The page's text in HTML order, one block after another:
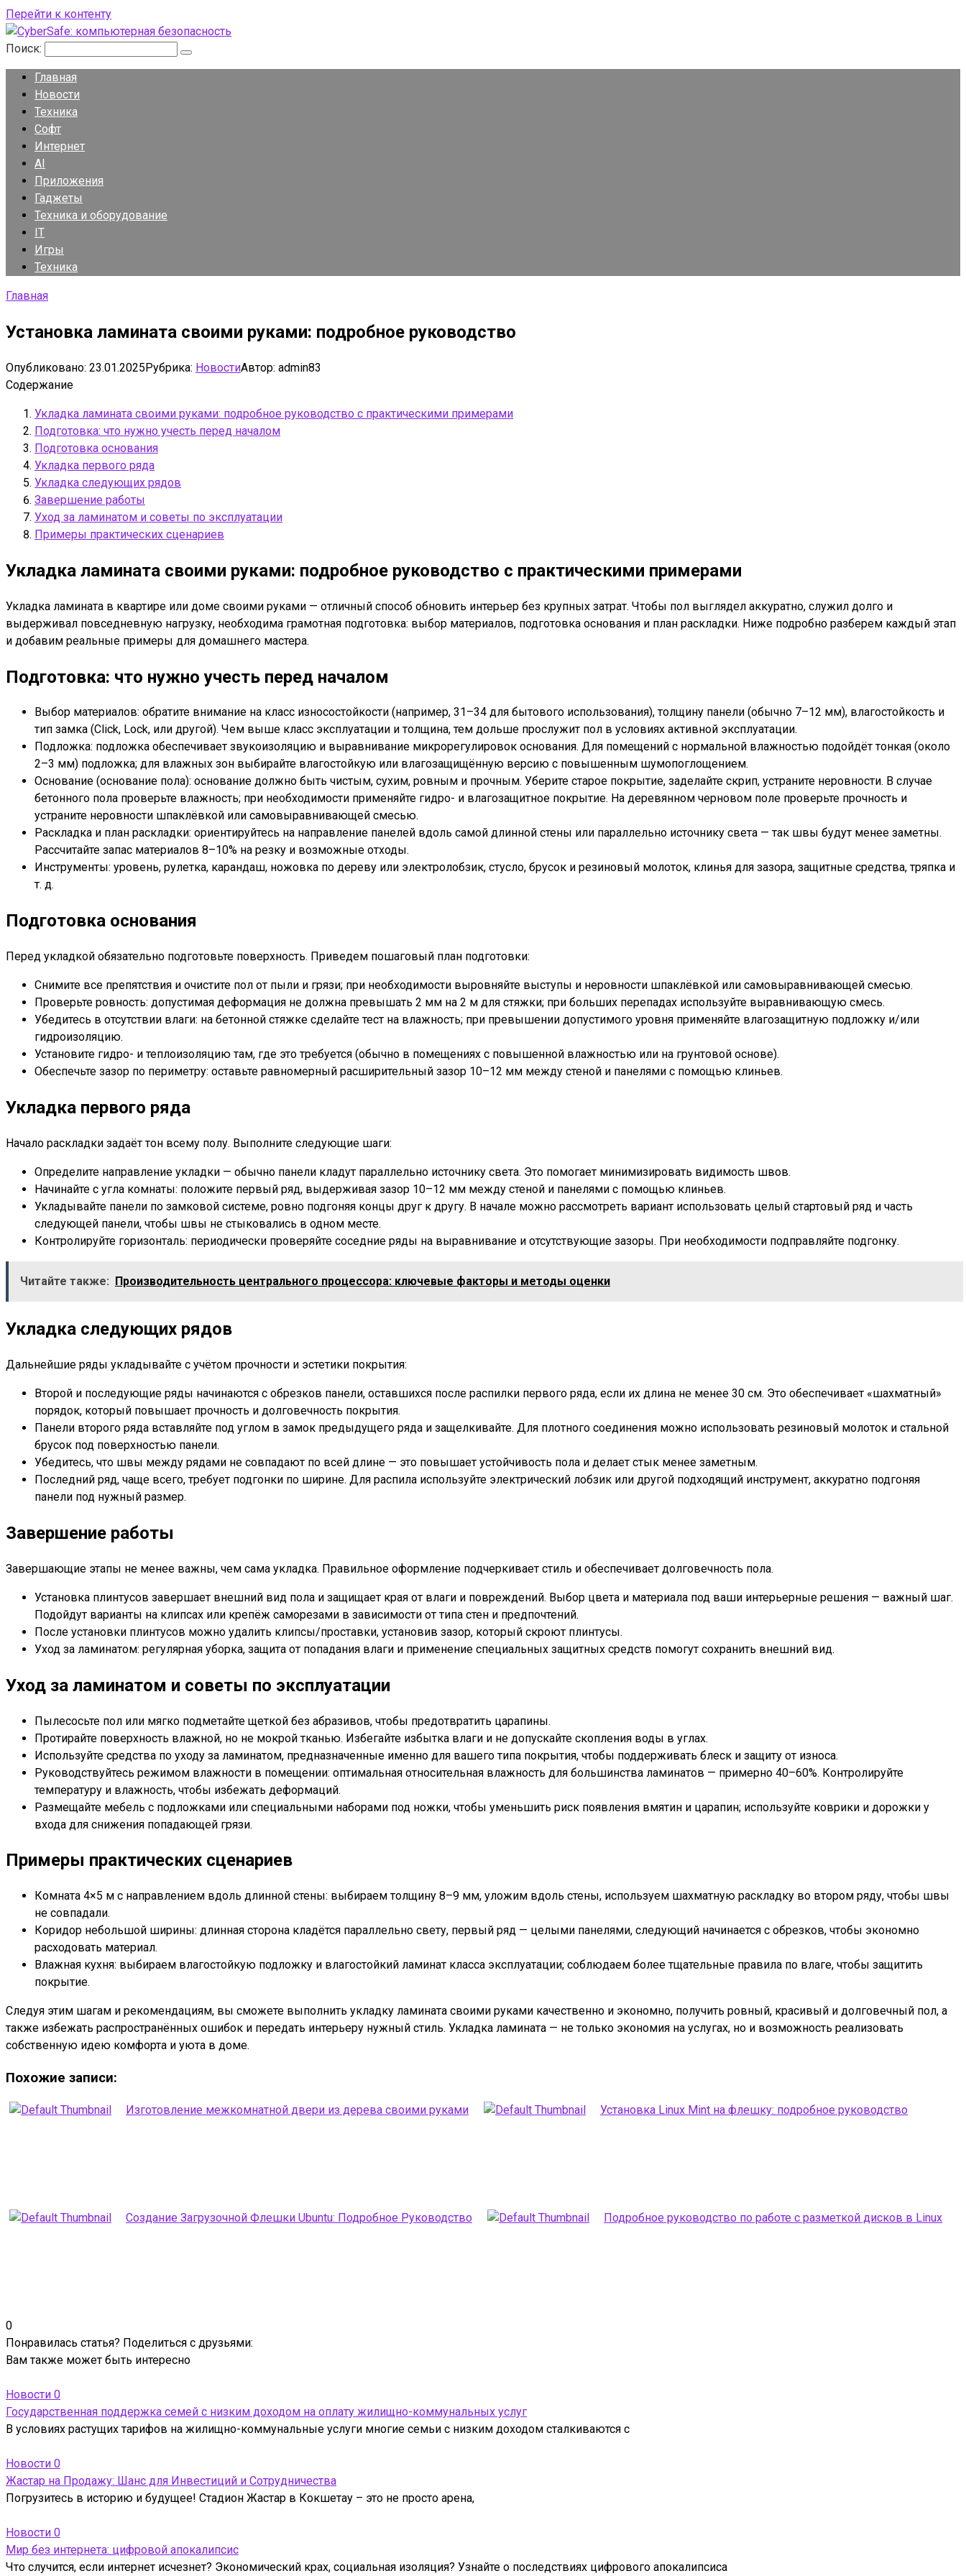
Перейти к контенту
Поиск:
Главная
Новости
Техника
Софт
Интернет
AI
Приложения
Гаджеты
Техника и оборудование
IT
Игры
Техника
Главная
Установка ламината своими руками: подробное руководство
Опубликовано: 23.01.2025Рубрика: НовостиАвтор: admin83
Содержание
Укладка ламината своими руками: подробное руководство с практическими примерами
Подготовка: что нужно учесть перед началом
Подготовка основания
Укладка первого ряда
Укладка следующих рядов
Завершение работы
Уход за ламинатом и советы по эксплуатации
Примеры практических сценариев
Укладка ламината своими руками: подробное руководство с практическими примерами
Укладка ламината в квартире или доме своими руками — отличный способ обновить интерьер без крупных затрат. Чтобы пол выглядел аккуратно, служил долго и
выдерживал повседневную нагрузку, необходима грамотная подготовка: выбор материалов, подготовка основания и план раскладки. Ниже подробно разберем каждый этап
и добавим реальные примеры для домашнего мастера.
Подготовка: что нужно учесть перед началом
Выбор материалов: обратите внимание на класс износостойкости (например, 31–34 для бытового использования), толщину панели (обычно 7–12 мм), влагостойкость и
тип замка (Click, Lock, или другой). Чем выше класс эксплуатации и толщина, тем дольше прослужит пол в условиях активной эксплуатации.
Подложка: подложка обеспечивает звукоизоляцию и выравнивание микрорегулировок основания. Для помещений с нормальной влажностью подойдёт тонкая (около
2–3 мм) подложка; для влажных зон выбирайте влагостойкую или влагозащищённую версию с повышенным шумопоглощением.
Основание (основание пола): основание должно быть чистым, сухим, ровным и прочным. Уберите старое покрытие, заделайте скрип, устраните неровности. В случае
бетонного пола проверьте влажность; при необходимости применяйте гидро- и влагозащитное покрытие. На деревянном черновом поле проверьте прочность и
устраните неровности шпаклёвкой или самовыравнивающей смесью.
Раскладка и план раскладки: ориентируйтесь на направление панелей вдоль самой длинной стены или параллельно источнику света — так швы будут менее заметны.
Рассчитайте запас материалов 8–10% на резку и возможные отходы.
Инструменты: уровень, рулетка, карандаш, ножовка по дереву или электролобзик, стусло, брусок и резиновый молоток, клинья для зазора, защитные средства, тряпка и
т. д.
Подготовка основания
Перед укладкой обязательно подготовьте поверхность. Приведем пошаговый план подготовки:
Снимите все препятствия и очистите пол от пыли и грязи; при необходимости выровняйте выступы и неровности шпаклёвкой или самовыравнивающей смесью.
Проверьте ровность: допустимая деформация не должна превышать 2 мм на 2 м для стяжки; при больших перепадах используйте выравнивающую смесь.
Убедитесь в отсутствии влаги: на бетонной стяжке сделайте тест на влажность; при превышении допустимого уровня применяйте влагозащитную подложку и/или
гидроизоляцию.
Установите гидро- и теплоизоляцию там, где это требуется (обычно в помещениях с повышенной влажностью или на грунтовой основе).
Обеспечьте зазор по периметру: оставьте равномерный расширительный зазор 10–12 мм между стеной и панелями с помощью клиньев.
Укладка первого ряда
Начало раскладки задаёт тон всему полу. Выполните следующие шаги:
Определите направление укладки — обычно панели кладут параллельно источнику света. Это помогает минимизировать видимость швов.
Начинайте с угла комнаты: положите первый ряд, выдерживая зазор 10–12 мм между стеной и панелями с помощью клиньев.
Укладывайте панели по замковой системе, ровно подгоняя концы друг к другу. В начале можно рассмотреть вариант использовать целый стартовый ряд и часть
следующей панели, чтобы швы не стыковались в одном месте.
Контролируйте горизонталь: периодически проверяйте соседние ряды на выравнивание и отсутствующие зазоры. При необходимости подправляйте подгонку.
Читайте также: Производительность центрального процессора: ключевые факторы и методы оценки
Укладка следующих рядов
Дальнейшие ряды укладывайте с учётом прочности и эстетики покрытия:
Второй и последующие ряды начинаются с обрезков панели, оставшихся после распилки первого ряда, если их длина не менее 30 см. Это обеспечивает «шахматный»
порядок, который повышает прочность и долговечность покрытия.
Панели второго ряда вставляйте под углом в замок предыдущего ряда и защелкивайте. Для плотного соединения можно использовать резиновый молоток и стальной
брусок под поверхностью панели.
Убедитесь, что швы между рядами не совпадают по всей длине — это повышает устойчивость пола и делает стык менее заметным.
Последний ряд, чаще всего, требует подгонки по ширине. Для распила используйте электрический лобзик или другой подходящий инструмент, аккуратно подгоняя
панели под нужный размер.
Завершение работы
Завершающие этапы не менее важны, чем сама укладка. Правильное оформление подчеркивает стиль и обеспечивает долговечность пола.
Установка плинтусов завершает внешний вид пола и защищает края от влаги и повреждений. Выбор цвета и материала под ваши интерьерные решения — важный шаг.
Подойдут варианты на клипсах или крепёж саморезами в зависимости от типа стен и предпочтений.
После установки плинтусов можно удалить клипсы/проставки, установив зазор, который скроют плинтусы.
Уход за ламинатом: регулярная уборка, защита от попадания влаги и применение специальных защитных средств помогут сохранить внешний вид.
Уход за ламинатом и советы по эксплуатации
Пылесосьте пол или мягко подметайте щеткой без абразивов, чтобы предотвратить царапины.
Протирайте поверхность влажной, но не мокрой тканью. Избегайте избытка влаги и не допускайте скопления воды в углах.
Используйте средства по уходу за ламинатом, предназначенные именно для вашего типа покрытия, чтобы поддерживать блеск и защиту от износа.
Руководствуйтесь режимом влажности в помещении: оптимальная относительная влажность для большинства ламинатов — примерно 40–60%. Контролируйте
температуру и влажность, чтобы избежать деформаций.
Размещайте мебель с подложками или специальными наборами под ножки, чтобы уменьшить риск появления вмятин и царапин; используйте коврики и дорожки у
входа для снижения попадающей грязи.
Примеры практических сценариев
Комната 4×5 м с направлением вдоль длинной стены: выбираем толщину 8–9 мм, уложим вдоль стены, используем шахматную раскладку во втором ряду, чтобы швы
не совпадали.
Коридор небольшой ширины: длинная сторона кладётся параллельно свету, первый ряд — целыми панелями, следующий начинается с обрезков, чтобы экономно
расходовать материал.
Влажная кухня: выбираем влагостойкую подложку и влагостойкий ламинат класса эксплуатации; соблюдаем более тщательные правила по влаге, чтобы защитить
покрытие.
Следуя этим шагам и рекомендациям, вы сможете выполнить укладку ламината своими руками качественно и экономно, получить ровный, красивый и долговечный пол, а
также избежать распространённых ошибок и передать интерьеру нужный стиль. Укладка ламината — не только экономия на услугах, но и возможность реализовать
собственную идею комфорта и уюта в доме.
Похожие записи:
Изготовление межкомнатной двери из дерева своими руками Установка Linux Mint на флешку: подробное руководство
Создание Загрузочной Флешки Ubuntu: Подробное Руководство Подробное руководство по работе с разметкой дисков в Linux
0
Понравилась статья? Поделиться с друзьями:
Вам также может быть интересно
Новости 0
Государственная поддержка семей с низким доходом на оплату жилищно-коммунальных услуг
В условиях растущих тарифов на жилищно-коммунальные услуги многие семьи с низким доходом сталкиваются с
Новости 0
Жастар на Продажу: Шанс для Инвестиций и Сотрудничества
Погрузитесь в историю и будущее! Стадион Жастар в Кокшетау – это не просто арена,
Новости 0
Мир без интернета: цифровой апокалипсис
Что случится, если интернет исчезнет? Экономический крах, социальная изоляция? Узнайте о последствиях цифрового апокалипсиса